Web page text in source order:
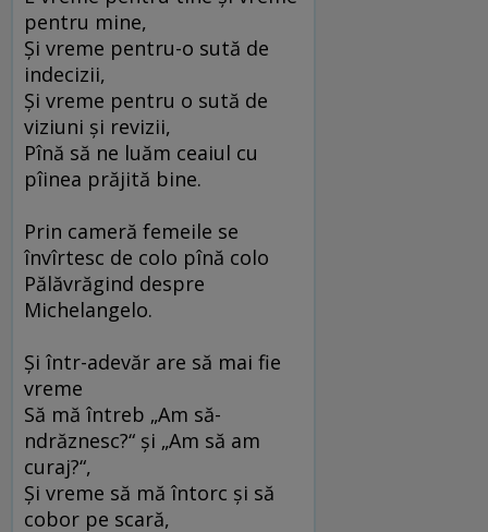
pentru mine,
Şi vreme pentru-o sută de
indecizii,
Şi vreme pentru o sută de
viziuni şi revizii,
Pînă să ne luăm ceaiul cu
pîinea prăjită bine.
Prin cameră femeile se
învîrtesc de colo pînă colo
Pălăvrăgind despre
Michelangelo.
Şi într-adevăr are să mai fie
vreme
Să mă întreb „Am să-
ndrăznesc?“ şi „Am să am
curaj?“,
Şi vreme să mă întorc şi să
cobor pe scară,